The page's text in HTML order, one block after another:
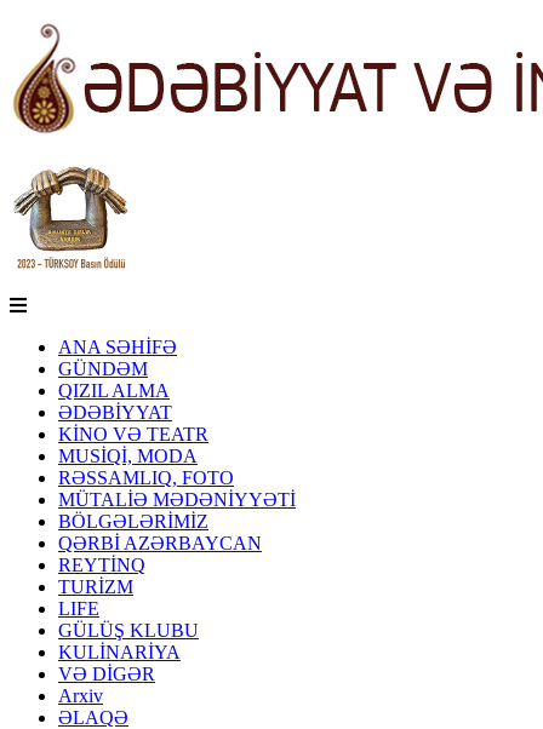
ANA SƏHİFƏ
GÜNDƏM
QIZIL ALMA
ƏDƏBİYYAT
KİNO VƏ TEATR
MUSİQİ, MODA
RƏSSAMLIQ, FOTO
MÜTALİƏ MƏDƏNİYYƏTİ
BÖLGƏLƏRİMİZ
QƏRBİ AZƏRBAYCAN
REYTİNQ
TURİZM
LIFE
GÜLÜŞ KLUBU
KULİNARİYA
VƏ DİGƏR
Arxiv
ƏLAQƏ